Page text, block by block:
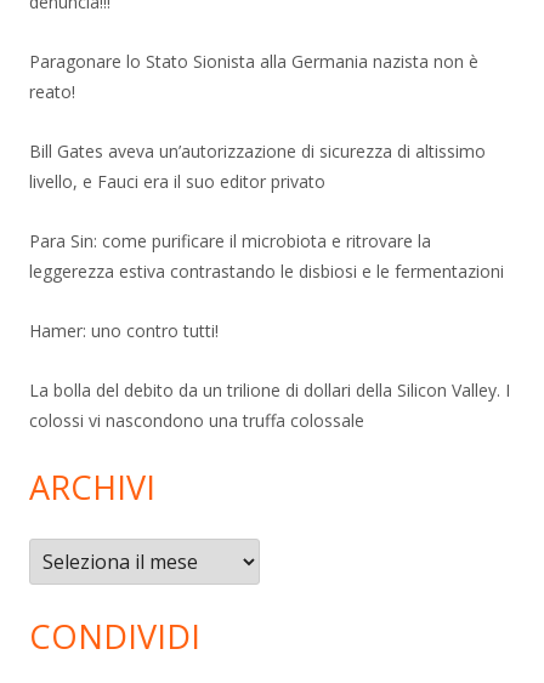
Paragonare lo Stato Sionista alla Germania nazista non è
reato!
Bill Gates aveva un’autorizzazione di sicurezza di altissimo
livello, e Fauci era il suo editor privato
Para Sin: come purificare il microbiota e ritrovare la
leggerezza estiva contrastando le disbiosi e le fermentazioni
Hamer: uno contro tutti!
La bolla del debito da un trilione di dollari della Silicon Valley. I
colossi vi nascondono una truffa colossale
ARCHIVI
Archivi
CONDIVIDI